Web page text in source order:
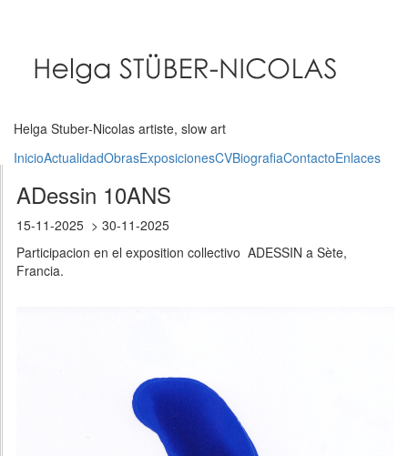
principal
Helga Stuber-Nicolas artiste, slow art
InicioActualidadObrasExposicionesCVBiografiaContactoEnlaces
ADessin 10ANS
15-11-2025
30-11-2025
Participacion en el exposition collectivo ADESSIN a Sète,
Francia.